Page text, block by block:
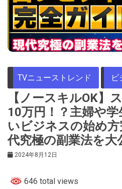
TVニューストレンド ビ
【ノースキルOK】
10万円！？主婦や
いビジネスの始め
代究極の副業法を大
2024年8月12日
646 total views